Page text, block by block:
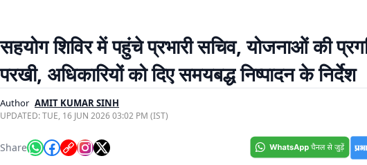
सहयोग शिविर में पहुंचे प्रभारी सचिव, योजनाओं की
परखी, अधिकारियों को दिए समयबद्ध निष्पादन के निर्देश
Author AMIT KUMAR SINH
UPDATED:TUE, 16 JUN 2026 03:02 PM (IST)
Share